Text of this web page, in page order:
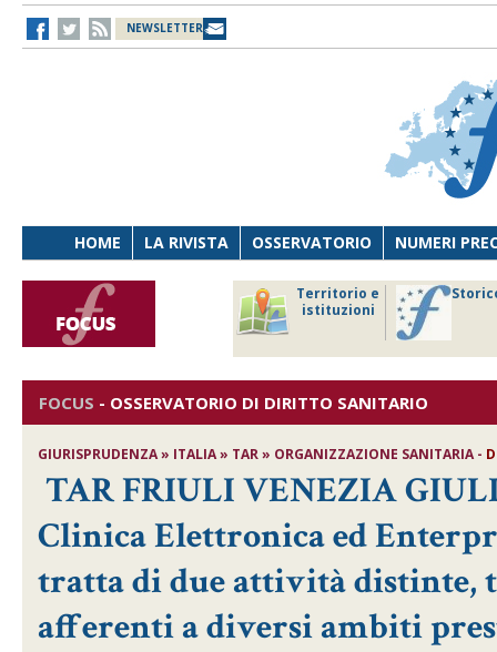
NEWSLETTER
HOME LA RIVISTA OSSERVATORIO NUMERI
Territorio e
istituzioni
FOCUS - OSSERVATORIO DI DIRITTO SANITARIO
GIURISPRUDENZA » ITALIA » TAR » ORGANIZZAZIONE SANITARIA -
TAR FRIULI VENEZIA
Clinica Elettronica ed
tratta di due attività distinte,
afferenti a diversi ambiti